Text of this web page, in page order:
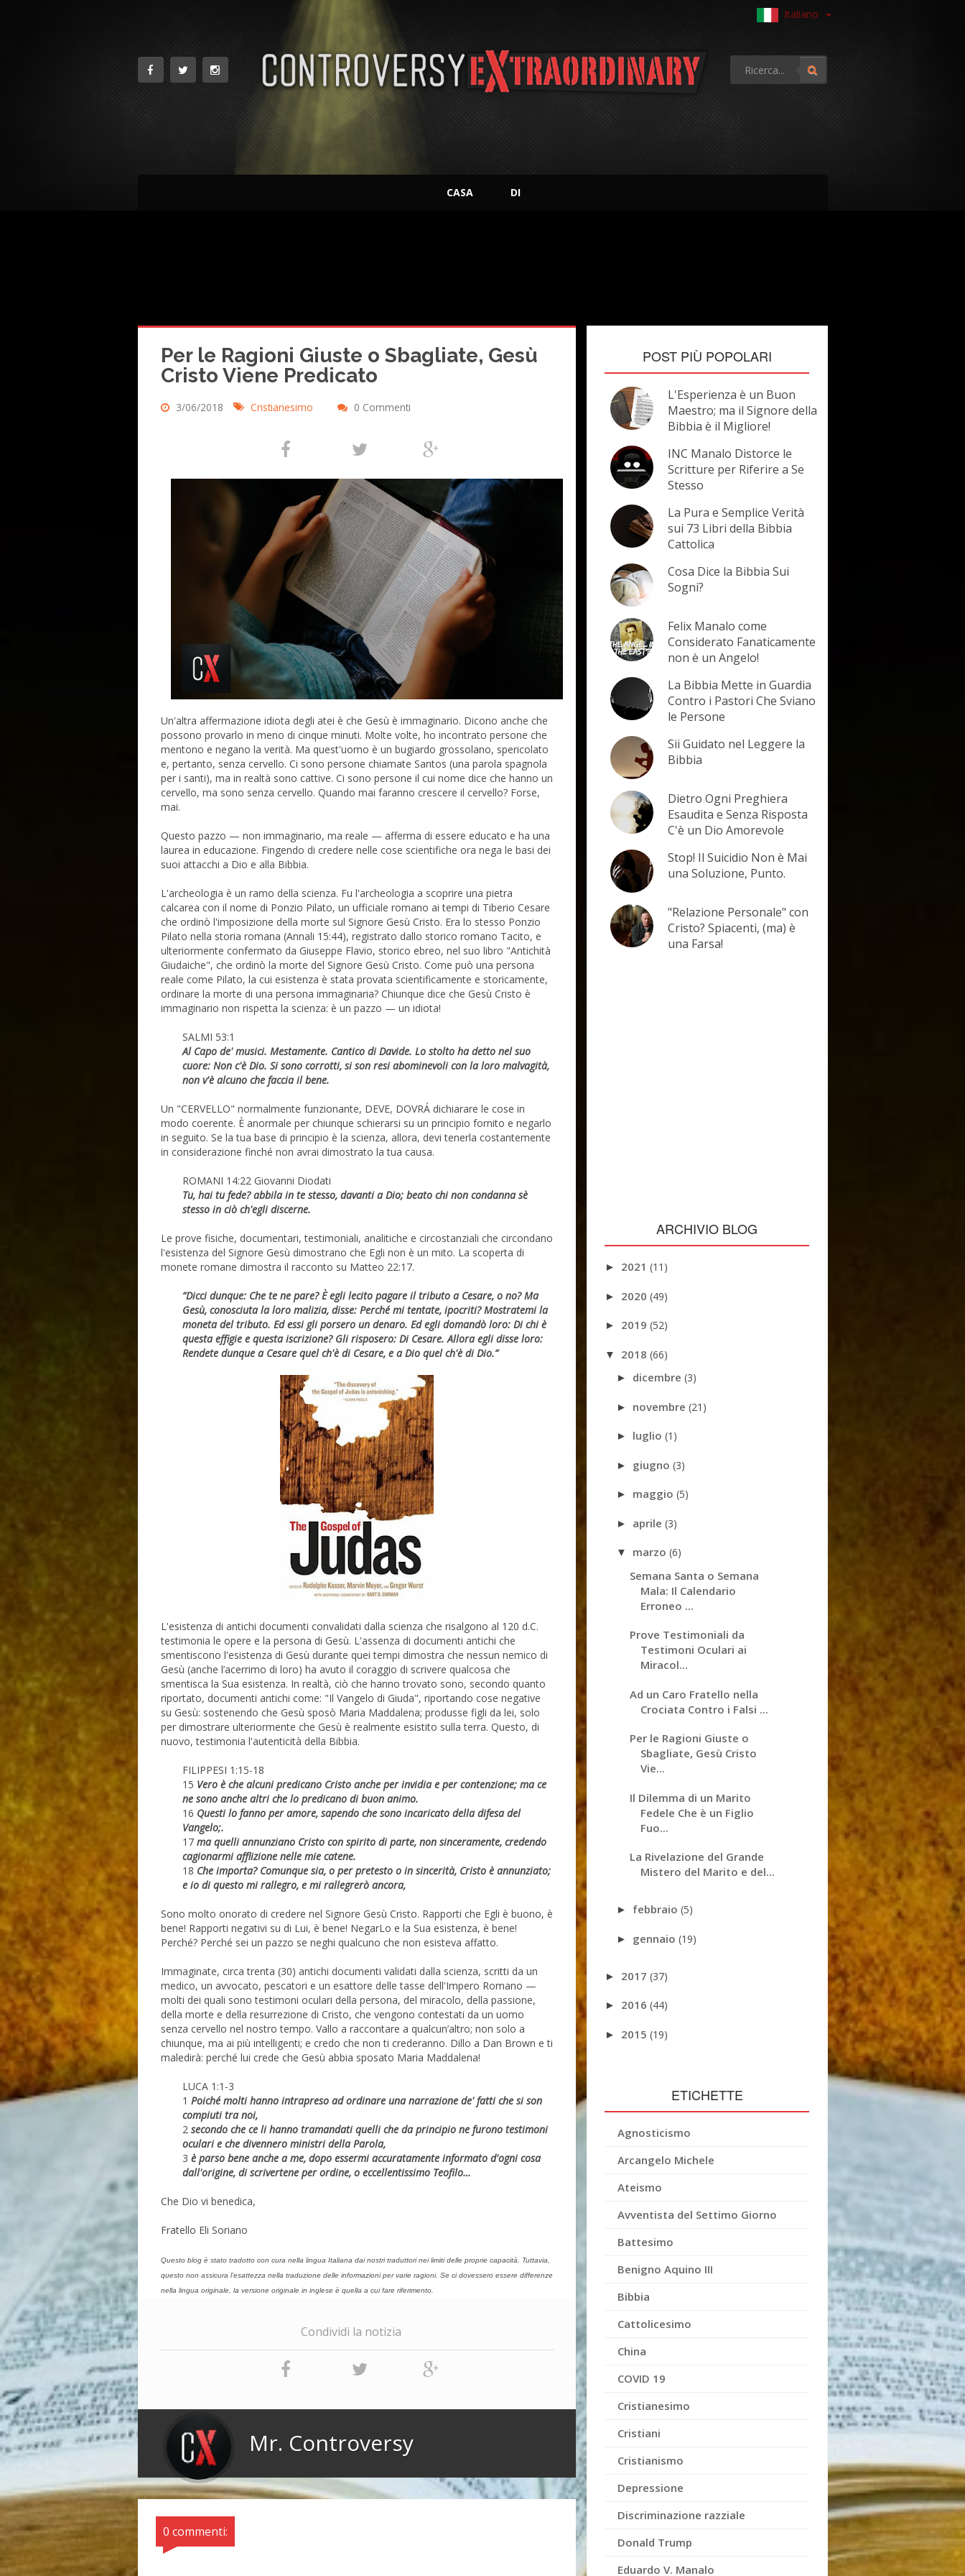
Italiano
CASA DI
Per le Ragioni Giuste o Sbagliate, Gesù
Cristo Viene Predicato
3/06/2018 Cristianesimo 0 Commenti
Un'altra affermazione idiota degli atei è che Gesù è immaginario. Dicono anche che
possono provarlo in meno di cinque minuti. Molte volte, ho incontrato persone che
mentono e negano la verità. Ma quest'uomo è un bugiardo grossolano, spericolato
e, pertanto, senza cervello. Ci sono persone chiamate Santos (una parola spagnola
per i santi), ma in realtà sono cattive. Ci sono persone il cui nome dice che hanno un
cervello, ma sono senza cervello. Quando mai faranno crescere il cervello? Forse,
mai.
Questo pazzo — non immaginario, ma reale — afferma di essere educato e ha una
laurea in educazione. Fingendo di credere nelle cose scientifiche ora nega le basi dei
suoi attacchi a Dio e alla Bibbia.
L'archeologia è un ramo della scienza. Fu l'archeologia a scoprire una pietra
calcarea con il nome di Ponzio Pilato, un ufficiale romano ai tempi di Tiberio Cesare
che ordinò l'imposizione della morte sul Signore Gesù Cristo. Era lo stesso Ponzio
Pilato nella storia romana (Annali 15:44), registrato dallo storico romano Tacito, e
ulteriormente confermato da Giuseppe Flavio, storico ebreo, nel suo libro "Antichità
Giudaiche", che ordinò la morte del Signore Gesù Cristo. Come può una persona
reale come Pilato, la cui esistenza è stata provata scientificamente e storicamente,
ordinare la morte di una persona immaginaria? Chiunque dice che Gesù Cristo è
immaginario non rispetta la scienza: è un pazzo — un idiota!
SALMI 53:1
Al Capo de' musici. Mestamente. Cantico di Davide. Lo stolto ha detto nel suo
cuore: Non c'è Dio. Si sono corrotti, si son resi abominevoli con la loro malvagità,
non v'è alcuno che faccia il bene.
Un "CERVELLO" normalmente funzionante, DEVE, DOVRÁ dichiarare le cose in
modo coerente. È anormale per chiunque schierarsi su un principio fornito e negarlo
in seguito. Se la tua base di principio è la scienza, allora, devi tenerla costantemente
in considerazione finché non avrai dimostrato la tua causa.
ROMANI 14:22 Giovanni Diodati
Tu, hai tu fede? abbila in te stesso, davanti a Dio; beato chi non condanna sè
stesso in ciò ch'egli discerne.
Le prove fisiche, documentari, testimoniali, analitiche e circostanziali che circondano
l'esistenza del Signore Gesù dimostrano che Egli non è un mito. La scoperta di
monete romane dimostra il racconto su Matteo 22:17.
“Dicci dunque: Che te ne pare? È egli lecito pagare il tributo a Cesare, o no? Ma
Gesù, conosciuta la loro malizia, disse: Perché mi tentate, ipocriti? Mostratemi la
moneta del tributo. Ed essi gli porsero un denaro. Ed egli domandò loro: Di chi è
questa effigie e questa iscrizione? Gli risposero: Di Cesare. Allora egli disse loro:
Rendete dunque a Cesare quel ch'è di Cesare, e a Dio quel ch'è di Dio.”
L'esistenza di antichi documenti convalidati dalla scienza che risalgono al 120 d.C.
testimonia le opere e la persona di Gesù. L'assenza di documenti antichi che
smentiscono l'esistenza di Gesù durante quei tempi dimostra che nessun nemico di
Gesù (anche l’acerrimo di loro) ha avuto il coraggio di scrivere qualcosa che
smentisca la Sua esistenza. In realtà, ciò che hanno trovato sono, secondo quanto
riportato, documenti antichi come: "Il Vangelo di Giuda", riportando cose negative
su Gesù: sostenendo che Gesù sposò Maria Maddalena; produsse figli da lei, solo
per dimostrare ulteriormente che Gesù è realmente esistito sulla terra. Questo, di
nuovo, testimonia l'autenticità della Bibbia.
FILIPPESI 1:15-18
15 Vero è che alcuni predicano Cristo anche per invidia e per contenzione; ma ce
ne sono anche altri che lo predicano di buon animo.
16 Questi lo fanno per amore, sapendo che sono incaricato della difesa del
Vangelo;.
17 ma quelli annunziano Cristo con spirito di parte, non sinceramente, credendo
cagionarmi afflizione nelle mie catene.
18 Che importa? Comunque sia, o per pretesto o in sincerità, Cristo è annunziato;
e io di questo mi rallegro, e mi rallegrerò ancora,
Sono molto onorato di credere nel Signore Gesù Cristo. Rapporti che Egli è buono, è
bene! Rapporti negativi su di Lui, è bene! NegarLo e la Sua esistenza, è bene!
Perché? Perché sei un pazzo se neghi qualcuno che non esisteva affatto.
Immaginate, circa trenta (30) antichi documenti validati dalla scienza, scritti da un
medico, un avvocato, pescatori e un esattore delle tasse dell'Impero Romano —
molti dei quali sono testimoni oculari della persona, del miracolo, della passione,
della morte e della resurrezione di Cristo, che vengono contestati da un uomo
senza cervello nel nostro tempo. Vallo a raccontare a qualcun’altro; non solo a
chiunque, ma ai più intelligenti; e credo che non ti crederanno. Dillo a Dan Brown e ti
maledirà: perché lui crede che Gesù abbia sposato Maria Maddalena!
LUCA 1:1-3
1 Poiché molti hanno intrapreso ad ordinare una narrazione de' fatti che si son
compiuti tra noi,
2secondo che ce li hanno tramandati quelli che da principio ne furono testimoni
oculari e che divennero ministri della Parola,
3 è parso bene anche a me, dopo essermi accuratamente informato d'ogni cosa
dall'origine, di scrivertene per ordine, o eccellentissimo Teofilo…
Che Dio vi benedica,
Fratello Eli Soriano
Questo blog è stato tradotto con cura nella lingua Italiana dai nostri traduttori nei limiti delle proprie capacità. Tuttavia,
questo non assicura l’esattezza nella traduzione delle informazioni per varie ragioni. Se ci dovessero essere differenze
nella lingua originale, la versione originale in inglese è quella a cui fare riferimento.
Condividi la notizia
Mr. Controversy
0 commenti:
POST PIÙ POPOLARI
L'Esperienza è un Buon
Maestro; ma il Signore della
Bibbia è il Migliore!
INC Manalo Distorce le
Scritture per Riferire a Se
Stesso
La Pura e Semplice Verità
sui 73 Libri della Bibbia
Cattolica
Cosa Dice la Bibbia Sui
Sogni?
Felix Manalo come
Considerato Fanaticamente
non è un Angelo!
La Bibbia Mette in Guardia
Contro i Pastori Che Sviano
le Persone
Sii Guidato nel Leggere la
Bibbia
Dietro Ogni Preghiera
Esaudita e Senza Risposta
C'è un Dio Amorevole
Stop! Il Suicidio Non è Mai
una Soluzione, Punto.
"Relazione Personale" con
Cristo? Spiacenti, (ma) è
una Farsa!
ARCHIVIO BLOG
► 2021 (11)
► 2020 (49)
► 2019 (52)
▼ 2018 (66)
► dicembre(3)
► novembre(21)
► luglio(1)
► giugno(3)
► maggio(5)
► aprile(3)
▼ marzo(6)
Semana Santa o Semana
Mala: Il Calendario
Erroneo ...
Prove Testimoniali da
Testimoni Oculari ai
Miracol...
Ad un Caro Fratello nella
Crociata Contro i Falsi ...
Per le Ragioni Giuste o
Sbagliate, Gesù Cristo
Vie...
Il Dilemma di un Marito
Fedele Che è un Figlio
Fuo...
La Rivelazione del Grande
Mistero del Marito e del...
► febbraio(5)
► gennaio(19)
► 2017 (37)
► 2016 (44)
► 2015 (19)
ETICHETTE
Agnosticismo
Arcangelo Michele
Ateismo
Avventista del Settimo Giorno
Battesimo
Benigno Aquino III
Bibbia
Cattolicesimo
China
COVID 19
Cristianesimo
Cristiani
Cristianismo
Depressione
Discriminazione razziale
Donald Trump
Eduardo V. Manalo